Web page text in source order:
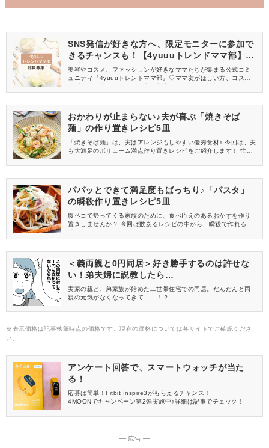
SNS発信が好きな方へ、限定モニターに参加で
きるチャンスも！【4yuuuトレンドママ部】部
員募集中
美容やコスメ、ファッションが好きなママたちが集まる公式コミ
ュニティ『4yuuuトレンドママ部』♡ママ友がほしい方、コスメサ
信してくれる方を募集しています！
おかわりが止まらない♪夫が喜ぶ「焼きそば
麺」の作り置きレシピ5皿
「焼きそば麺」は、実はアレンジもしやすい優秀食材♪ 今回は、夫
も大満足のボリューム満点作り置きレシピをご紹介します！ 忙し
るはずです♡
パパッとできて満足度もばっちり♪「パスタ」
の瞬殺作り置きレシピ5皿
腹ペコで帰ってくる家族のために、食べ応えのあるおかずを作り
置きしませんか？ 今回は数あるレシピの中から、瞬殺で作れる
で、いろんな献立に合わせてみてくださいね♡
＜義両親と0円同居＞好き勝手するのは許せな
い！弟夫婦に説教したら…
実家の親と、弟家族が始めた二世帯住宅での同居。だんだんと両
親の元気がなくなってきて……！？
※表示価格は記事執筆時点の価格です。現在の価格については各サイトでご確認くださ
い。
アンケート回答で、スマートウォッチが当た
る！
応募は簡単！Fitbit Inspire3がもらえるチャンス！
4MOONでキャンペーン第2弾実施中♪詳細は記事でチェック！
― 広告 ―